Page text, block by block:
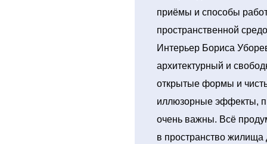
приёмы и способы
пространственной
Интерьер Бориса
архитектурный и
открытые формы и
иллюзорные эффекты,
очень важны. Всё
в пространство жилища